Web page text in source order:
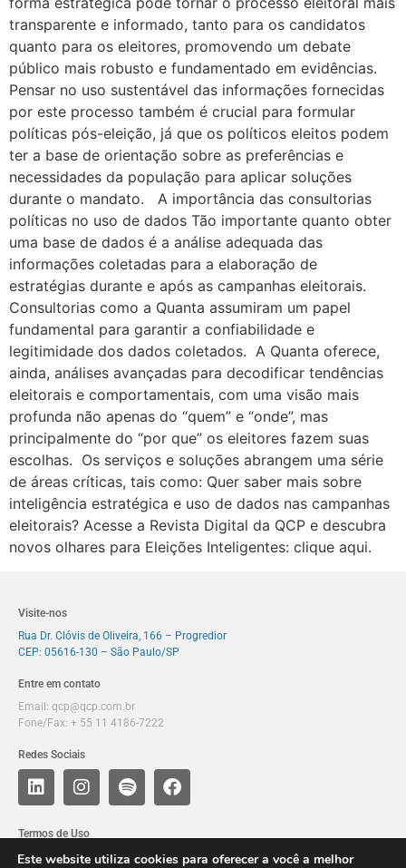
transparente e informado, tanto para os candidatos
quanto para os eleitores, promovendo um debate
público mais robusto e fundamentado em evidências.
Pensar no uso sustentável das informações fornecidas
por este processo também é crucial para formular
políticas pós-eleição, já que os políticos eleitos podem
ter a base de orientação sobre as preferências e
necessidades da população para aplicar soluções
durante o mandato. A importância das consultorias
políticas no uso de dados Tão importante quanto obter
uma base de dados é a análise adequada das
informações coletadas para a elaboração de
estratégias durante e após as campanhas eleitorais.
Consultorias como a Quanta assumiram um papel
fundamental para garantir a confiabilidade e
legitimidade dos dados coletados. A Quanta oferece,
ainda, análises avançadas para decodificar tendências
eleitorais e comportamentais, com uma visão mais
profunda não apenas do “quem” e “onde”, mas
principalmente do “por que” os eleitores fazem suas
escolhas. Os serviços e soluções abrangem uma série
de áreas críticas, tais como: Quer saber mais sobre
inteligência estratégica e uso de dados nas campanhas
eleitorais? Acesse a Revista Digital da QCP e descubra
novos olhares para Eleições Inteligentes: clique aqui.
Visite-nos
Rua Dr. Clóvis de Oliveira, 166 – Progredior
CEP: 05616-130 – São Paulo/SP
Entre em contato
Email: qcp@qcp.com.br
Fone/Fax: + 55 11 4186-7222
Redes Sociais
Termos de Uso
Política de privacidade
Este website utiliza cookies para oferecer a você a melhor